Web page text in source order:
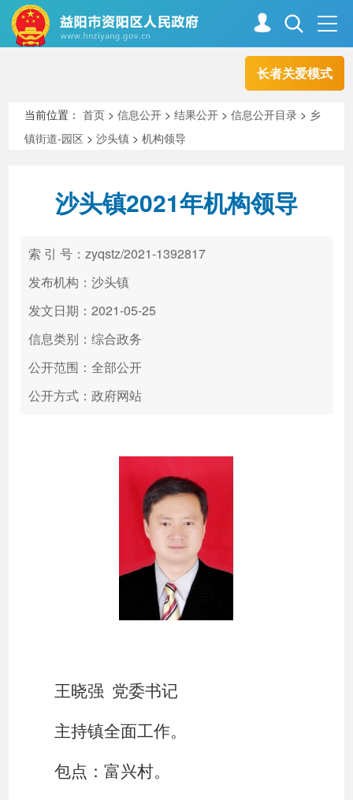
长者关爱模式
走进资阳
新闻中心 解读回应
政务服务
高效办成一件事
当前位置：首页 >信息公开 >结果公开 >信息公开目录 > 乡
镇街道-园区 >沙头镇 >机构领导
沙头镇2021年机构领导
索 引 号：zyqstz/2021-1392817
发布机构：沙头镇
发文日期：2021-05-25
信息类别：综合政务
公开范围：全部公开
公开方式：政府网站
王晓强 党委书记
主持镇全面工作。
包点：富兴村。